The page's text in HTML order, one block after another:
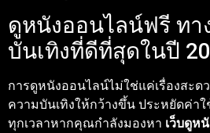
ดูหนังออนไลน์ฟรี ทา
บันเทิงที่ดีที่สุดในปี
การดูหนังออนไลน์ไม่ใช่แค่เรื่องสะด
ความบันเทิงให้กว้างขึ้น ประหยัดค่า
ทุกเวลาหากคุณกำลังมองหา เว็บดูห